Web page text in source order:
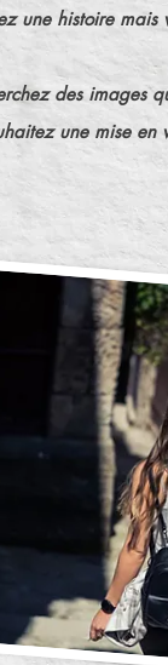
une histoire
des images
une mise